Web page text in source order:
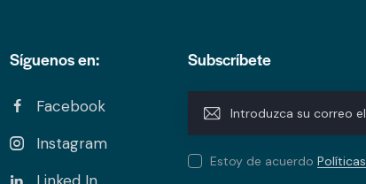
Síguenos en:
Facebook
Instagram
Subscríbete
Estoy de acuerdoPolíticas